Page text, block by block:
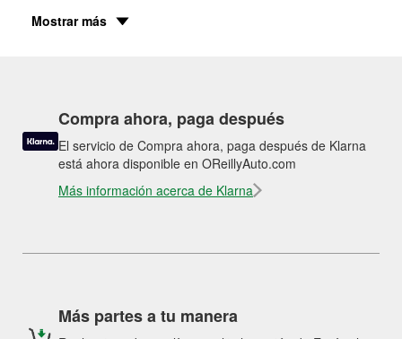
Mostrar más
Compra ahora, paga después
El servicio de Compra ahora, paga después de Klarna
está ahora disponible en OReillyAuto.com
Más información acerca de Klarna
Más partes a tu manera